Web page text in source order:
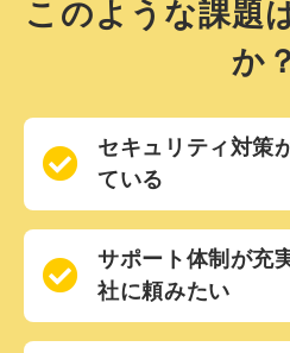
このような課題
か？
セキュリティ対策
ている
サポート体制が充
社に頼みたい